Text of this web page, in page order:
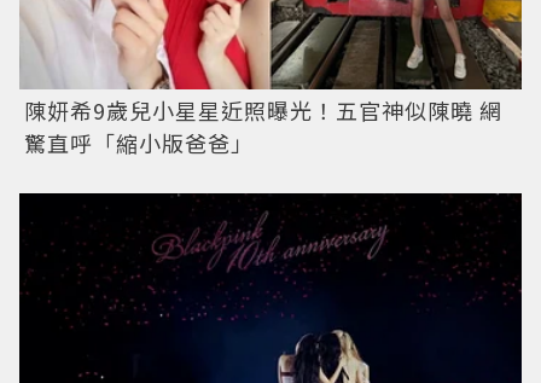
陳妍希9歲兒小星星近照曝光！五官神似陳曉 網
驚直呼「縮小版爸爸」